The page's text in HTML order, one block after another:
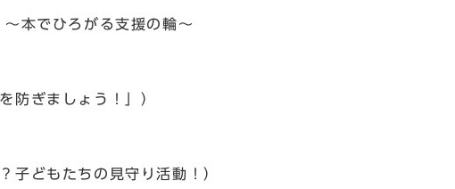
～本でひろがる支援の輪～
防ぎましょう！」）
子どもたちの見守り活動！）